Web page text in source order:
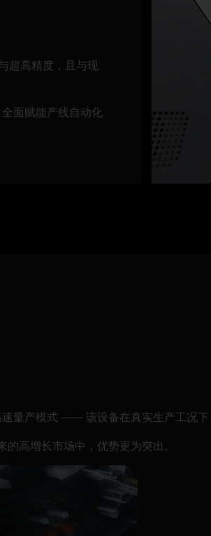
AI服务器应用
超高精度，且与现
面赋能产线自动化
产模式 —— 该设备在真实生产工况下
高增长市场中，优势更为突出。